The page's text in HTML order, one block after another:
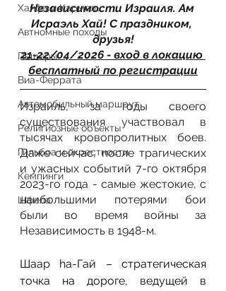
Хайфа и Кармель
Автномные походы
Пещеры
Виа-Феррата
Автомобильный маршрут
Религиозные объекты
Гильбоа и окрестности
Кемпинги
Шфела
Независимости Израиля. Ам
Исраэль Хай! С праздником,
друзья!
21-22/04/2026 - вход в локацию
бесплатный по регистрации
Израиль, за годы своего
существования участвовал в
тысячах кровопролитных боев.
Даже сейчас, после трагических
и ужасных событий 7-го октября
2023-го года - самые жестокие, с
наибольшими потерями бои
были во время войны за
Независимость в 1948-м.
Шаар ha-Гай – стратегическая
точка на дороге, ведущей в